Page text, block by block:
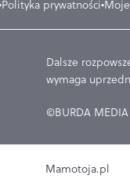
Polityka prywatności
Dalsze
wymaga
©BURDA
Mamotoja.pl